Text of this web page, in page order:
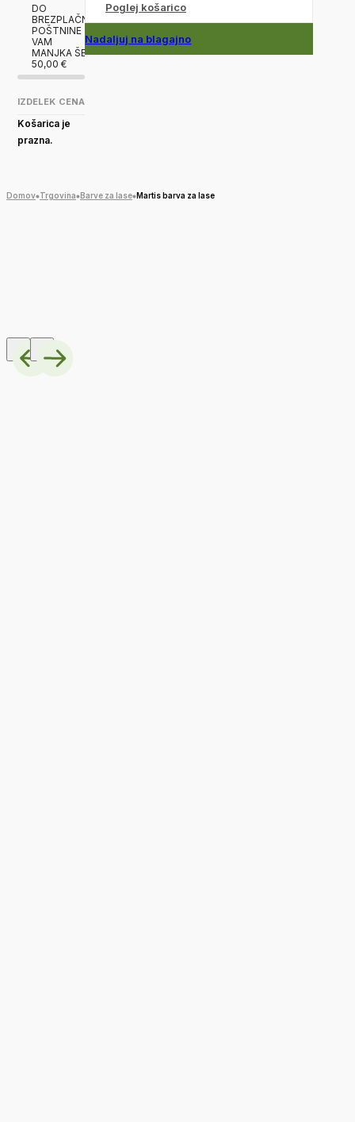
DO
BREZPLAČNE
POŠTNINE
VAM
MANJKA ŠE
50,00 €
IZDELEK CENA
Košarica je
prazna.
Poglej košarico
Nadaljuj na blagajno
Domov Trgovina Barve za lase Martis barva za lase